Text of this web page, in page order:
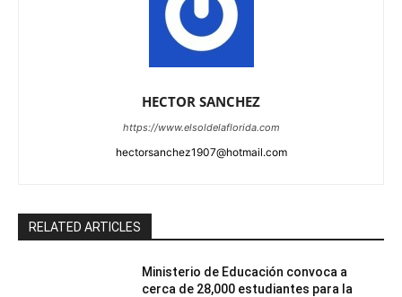
HECTOR SANCHEZ
https://www.elsoldelaflorida.com
hectorsanchez1907@hotmail.com
RELATED ARTICLES
Ministerio de Educación convoca a
cerca de 28,000 estudiantes para la